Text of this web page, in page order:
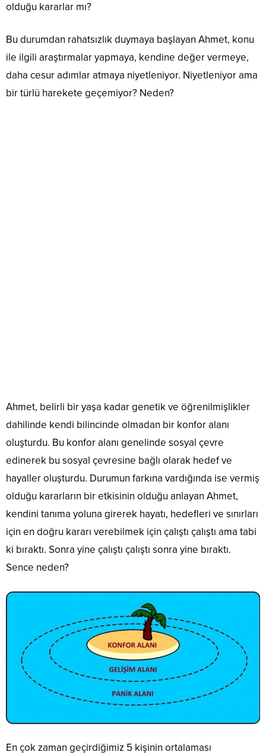
olduğu kararlar mı?
Bu durumdan rahatsızlık duymaya başlayan Ahmet, konu
ile ilgili araştırmalar yapmaya, kendine değer vermeye,
daha cesur adımlar atmaya niyetleniyor. Niyetleniyor ama
bir türlü harekete geçemiyor? Neden?
Ahmet, belirli bir yaşa kadar genetik ve öğrenilmişlikler
dahilinde kendi bilincinde olmadan bir konfor alanı
oluşturdu. Bu konfor alanı genelinde sosyal çevre
edinerek bu sosyal çevresine bağlı olarak hedef ve
hayaller oluşturdu. Durumun farkına vardığında ise vermiş
olduğu kararların bir etkisinin olduğu anlayan Ahmet,
kendini tanıma yoluna girerek hayatı, hedefleri ve sınırları
için en doğru kararı verebilmek için çalıştı çalıştı ama tabi
ki bıraktı. Sonra yine çalıştı çalıştı sonra yine bıraktı.
Sence neden?
En çok zaman geçirdiğimiz 5 kişinin ortalaması